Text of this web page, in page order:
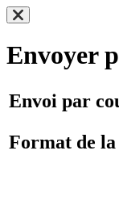
Envoyer
Envoi par
Format de